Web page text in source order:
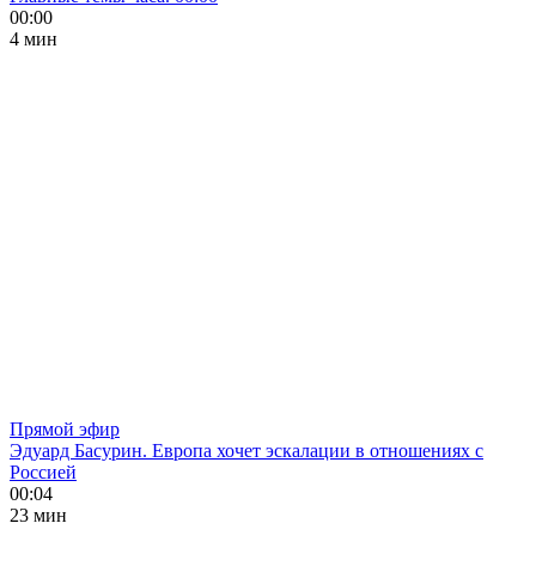
00:00
4 мин
Прямой эфир
Эдуард Басурин. Европа хочет эскалации в отношениях с
Россией
00:04
23 мин